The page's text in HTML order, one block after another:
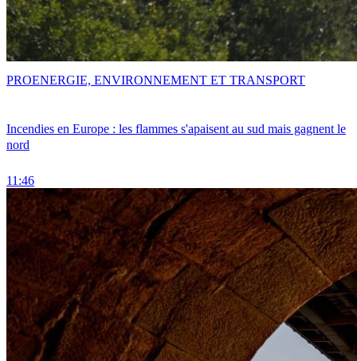
Incendies en Europe : les flammes s'apaisent au sud mais gagnent le
nord
11:46
PROENERGIE, ENVIRONNEMENT ET TRANSPORT